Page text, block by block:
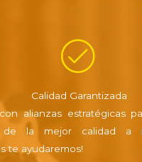
Calidad Garantizada
alianzas estratégicas
de la mejor calidad a
te ayudaremos!